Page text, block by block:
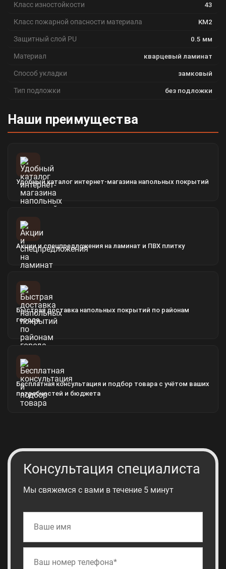
Класс изностойкости 43
Класс пожарной опасности материала KM2
Защитный слой PU 0.5 мм
Материал кварцевый ламинат
Способ укладки замковый
Тип подложки без подложки
Наши преимущества
Удобный каталог интернет-магазина напольных покрытий
Акции и спецпредложения на ламинат и ПВХ плитку
Быстрая доставка напольных покрытий по районам
города
Бесплатная консультация и подбор товара с учётом ваших
потребностей и бюджета
Консультация специалиста
Мы свяжемся с вами в течение 5 минут